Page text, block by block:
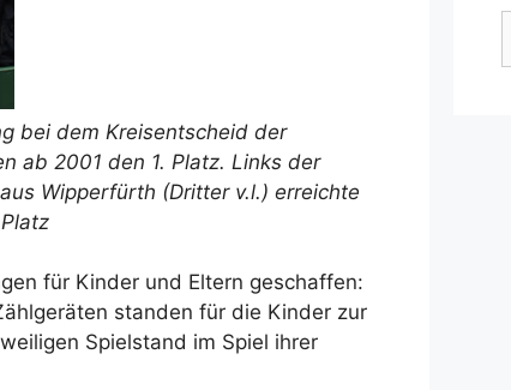
bei dem Kreisentscheid der
ab 2001 den 1. Platz. Links der
Wipperfürth (Dritter v.l.) erreichte
für Kinder und Eltern geschaffen:
standen für die Kinder zur
Spielstand im Spiel ihrer